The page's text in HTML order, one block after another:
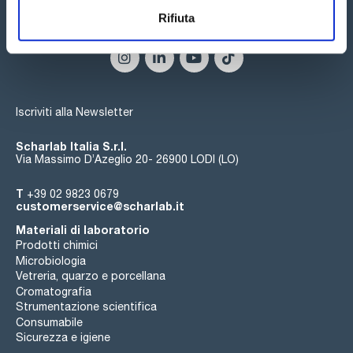
Rifiuta
costantemente la temperatura e la velocità di agitazione.
Diverse funzioni proteggono l'utente durante le operazioni
quotidiane: circuiti di sicurezza, protezione contro il
surriscaldamento e il messaggio 'hot' visualizzato quando la
Seguici:
Iscriviti alla Newsletter
Scharlab Italia S.r.l.
Via Massimo D’Azeglio 20- 26900 LODI (LO)
T +39 02 9823 0679
customerservice@scharlab.it
Materiali di laboratorio
Prodotti chimici
Microbiologia
Vetreria, quarzo e porcellana
Cromatografia
Strumentazione scientifica
Consumabile
Sicurezza e igiene